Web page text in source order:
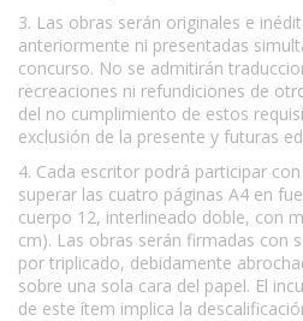
3. Las obras serán originales e
anteriormente ni presentadas
concurso. No se admitirán
recreaciones ni refundiciones de
del no cumplimiento de estos
exclusión de la presente y futuras
4. Cada escritor podrá participar
superar las cuatro páginas A4 en
cuerpo 12, interlineado doble, con
cm). Las obras serán firmadas con
por triplicado, debidamente
sobre una sola cara del papel. El
de este ítem implica la